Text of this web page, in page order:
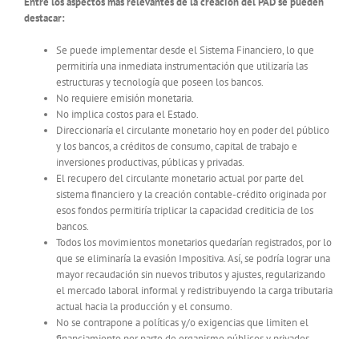
destacar:
Se puede implementar desde el Sistema Financiero, lo que
permitiría una inmediata instrumentación que utilizaría las
estructuras y tecnología que poseen los bancos.
No requiere emisión monetaria.
No implica costos para el Estado.
Direccionaría el circulante monetario hoy en poder del público
y los bancos, a créditos de consumo, capital de trabajo e
inversiones productivas, públicas y privadas.
El recupero del circulante monetario actual por parte del
sistema financiero y la creación contable-crédito originada por
esos fondos permitiría triplicar la capacidad crediticia de los
bancos.
Todos los movimientos monetarios quedarían registrados, por lo
que se eliminaría la evasión Impositiva. Así, se podría lograr una
mayor recaudación sin nuevos tributos y ajustes, regularizando
el mercado laboral informal y redistribuyendo la carga tributaria
actual hacia la producción y el consumo.
No se contrapone a políticas y/o exigencias que limiten el